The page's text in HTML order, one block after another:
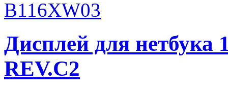
Дисплей для нетбука
REV.C2